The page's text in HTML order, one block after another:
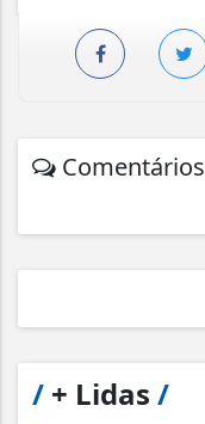
/ + Lidas /